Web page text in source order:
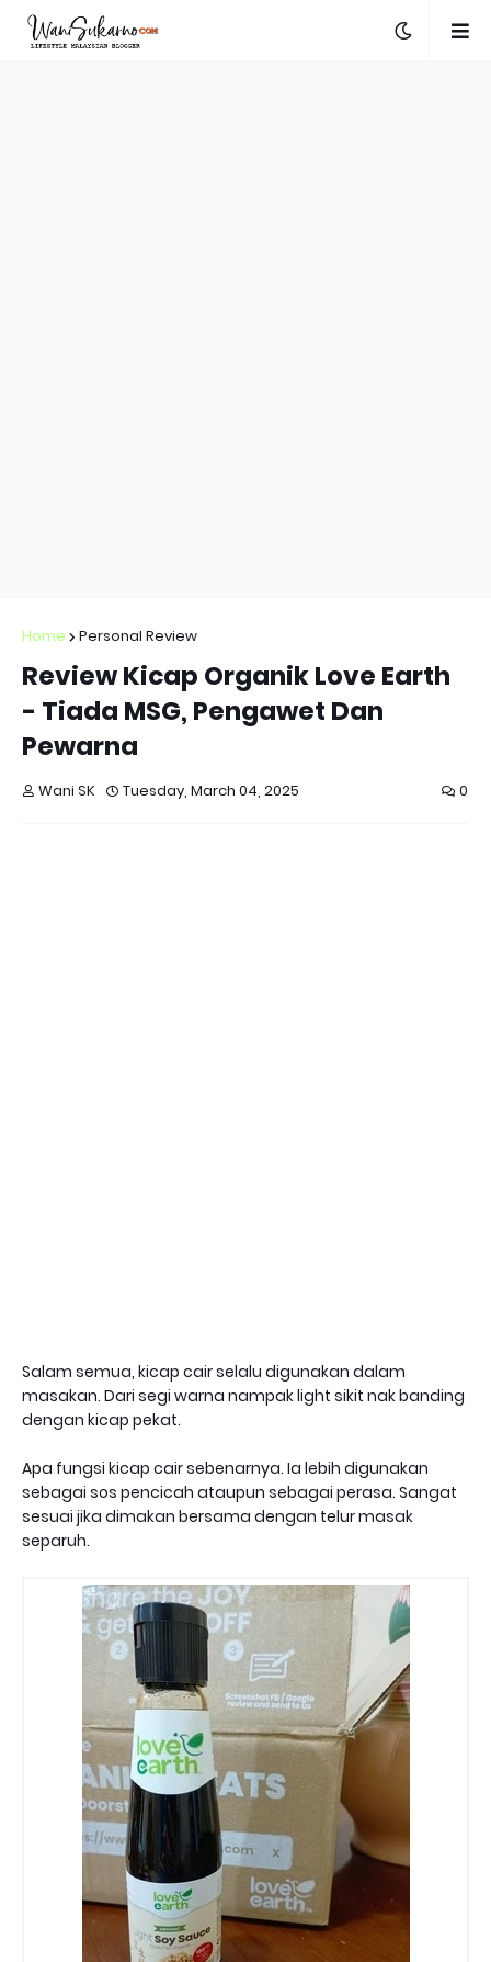
Home Personal Review
Review Kicap Organik Love Earth
- Tiada MSG, Pengawet Dan
Pewarna
Wani SK Tuesday, March 04, 2025 0
Salam semua, kicap cair selalu digunakan dalam
masakan. Dari segi warna nampak light sikit nak banding
dengan kicap pekat.
Apa fungsi kicap cair sebenarnya. Ia lebih digunakan
sebagai sos pencicah ataupun sebagai perasa. Sangat
sesuai jika dimakan bersama dengan telur masak
separuh.